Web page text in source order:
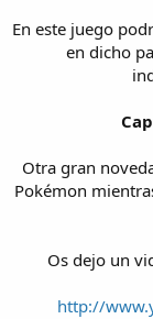
En este juego
en dicho
Otra gran
Pokémon
Os dejo un
http://